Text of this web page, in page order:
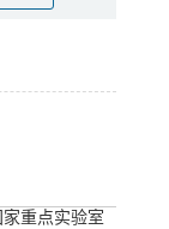
重点实验室